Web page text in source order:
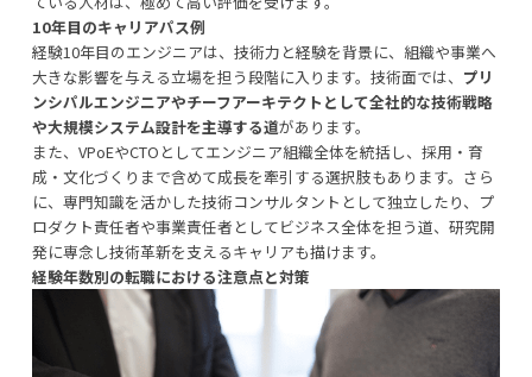
10年目のキャリアパス例
経験10年目のエンジニアは、技術力と経験を背景に、組織や事業へ
大きな影響を与える立場を担う段階に入ります。技術面では、 プリ
ンシパルエンジニアやチーフアーキテクトとして全社的な技術戦略
や大規模システム設計を主導する道があります。
また、VPoEやCTOとしてエンジニア組織全体を統括し、採用・育
成・文化づくりまで含めて成長を牽引する選択肢もあります。さら
に、専門知識を活かした技術コンサルタントとして独立したり、プ
ロダクト責任者や事業責任者としてビジネス全体を担う道、研究開
発に専念し技術革新を支えるキャリアも描けます。
経験年数別の転職における注意点と対策